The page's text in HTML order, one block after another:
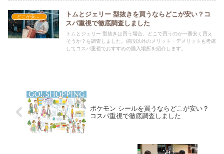
どこが安い？-調理器具・食器類
トムとジェリー 型抜きを買うならどこが安い？コ
スパ重視で徹底調査しました
トムとジェリー 型抜きは買う場合、どこで買うのが一番安く買え
そうか？を調査しました。値段以外のメリット・デメリットも考慮
してコスパ重視でおすすめの購入場所を紹介します。
ポケモン シールを買うならどこが安い？
コスパ重視で徹底調査しました